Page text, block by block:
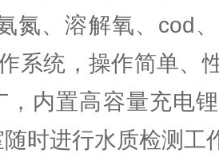
氮、溶解氧、cod
系统，操作简单、
，内置高容量充电
时进行水质检测工